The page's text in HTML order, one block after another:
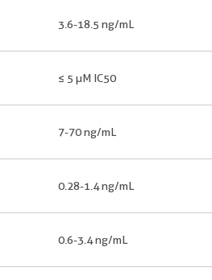
3.6-18.5 ng/mL
≤ 5 µM IC50
7-70 ng/mL
0.28-1.4 ng/mL
0.6-3.4 ng/mL